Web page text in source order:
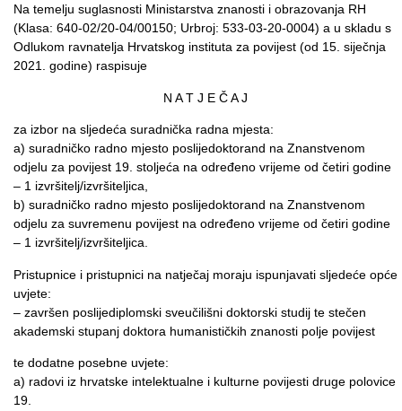
Na temelju suglasnosti Ministarstva znanosti i obrazovanja RH
(Klasa: 640-02/20-04/00150; Urbroj: 533-03-20-0004) a u skladu s
Odlukom ravnatelja Hrvatskog instituta za povijest (od 15. siječnja
2021. godine) raspisuje
N A T J E Č A J
za izbor na sljedeća suradnička radna mjesta:
a) suradničko radno mjesto poslijedoktorand na Znanstvenom
odjelu za povijest 19. stoljeća na određeno vrijeme od četiri godine
– 1 izvršitelj/izvršiteljica,
b) suradničko radno mjesto poslijedoktorand na Znanstvenom
odjelu za suvremenu povijest na određeno vrijeme od četiri godine
– 1 izvršitelj/izvršiteljica.
Pristupnice i pristupnici na natječaj moraju ispunjavati sljedeće opće
uvjete:
– završen poslijediplomski sveučilišni doktorski studij te stečen
akademski stupanj doktora humanističkih znanosti polje povijest
te dodatne posebne uvjete:
a) radovi iz hrvatske intelektualne i kulturne povijesti druge polovice
19.